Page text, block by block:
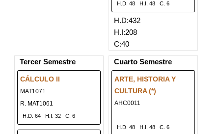
H.D. 48 H.I. 48 C. 6
H.D:432
H.I:208
C:40
Tercer Semestre
CÁLCULO II
MAT1071
R. MAT1061
H.D. 64 H.I. 32 C. 6
Cuarto Semestre
ARTE, HISTORIA Y
CULTURA (*)
AHC0011
H.D. 48 H.I. 48 C. 6